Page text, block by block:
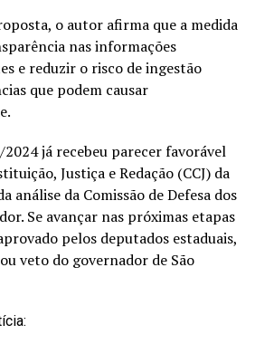
o autor afirma que a medida
nas informações
e reduzir o risco de ingestão
que podem causar
já recebeu parecer favorável
Justiça e Redação (CCJ) da
análise da Comissão de Defesa dos
Se avançar nas próximas etapas
pelos deputados estaduais,
veto do governador de São